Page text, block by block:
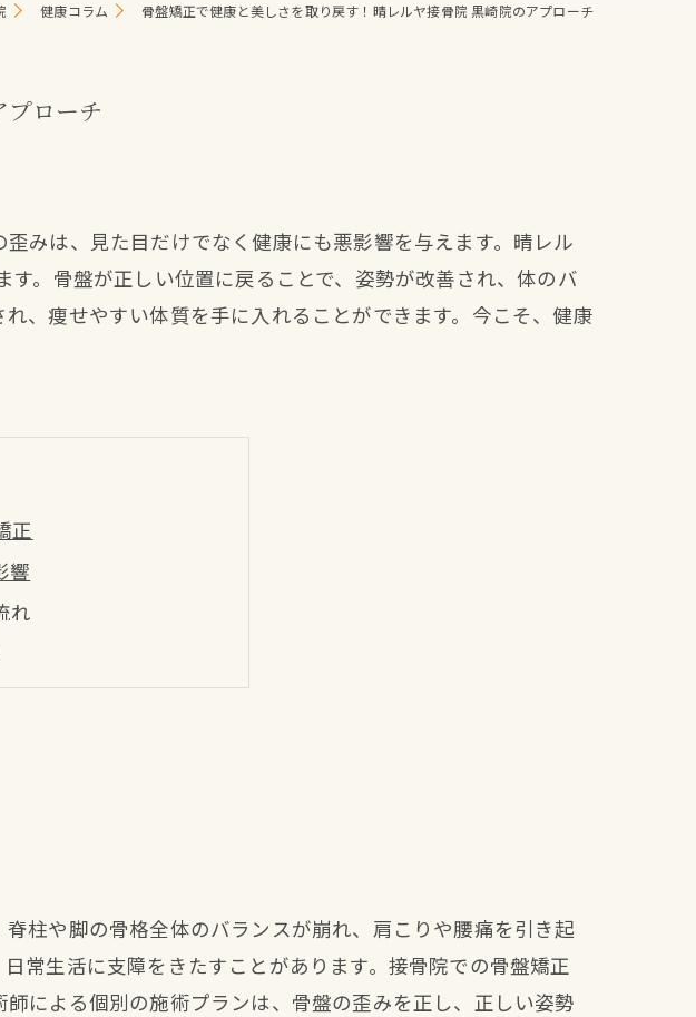
健康コラム 骨盤矯正で健康と美しさを取り戻す！晴レルヤ接骨院 黒崎院のアプローチ
ローチ
みは、見た目だけでなく健康にも悪影響を与えます。晴レル
。骨盤が正しい位置に戻ることで、姿勢が改善され、体のバ
、痩せやすい体質を手に入れることができます。今こそ、健康
正
響
れ
ート
ポイント
ケア
重要性
柱や脚の骨格全体のバランスが崩れ、肩こりや腰痛を引き起
常生活に支障をきたすことがあります。接骨院での骨盤矯正
による個別の施術プランは、骨盤の歪みを正し、正しい姿勢